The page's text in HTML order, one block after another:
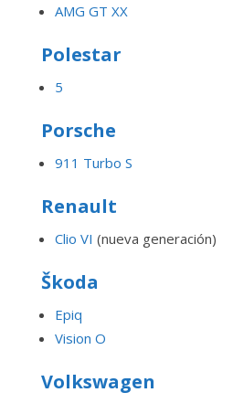
AMG GT XX
Polestar
5
Porsche
911 Turbo S
Renault
Clio VI (nueva generación)
Škoda
Epiq
Vision O
Volkswagen